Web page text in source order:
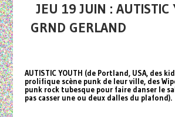
JEU 19 JUIN : AUTISTIC
GRND GERLAND
AUTISTIC YOUTH (de Portland, USA, des
prolifique scène punk de leur ville, des
punk rock tubesque pour faire danser le
pas casser une ou deux dalles du plafond).